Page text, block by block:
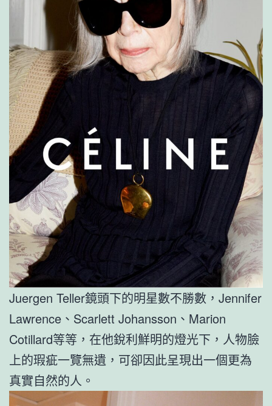
Juergen Teller鏡頭下的明星數不勝數，Jennifer
Lawrence、Scarlett Johansson、Marion
Cotillard等等，在他銳利鮮明的燈光下，人物臉
上的瑕疵一覽無遺，可卻因此呈現出一個更為
真實自然的人。